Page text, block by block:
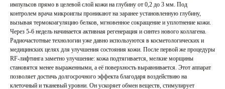
импульсов прямо в целевой слой кожи на глубину от 0,2 до 3 мм. Под
контролем врача микроиглы проникают на заранее установленную глубину,
вызывая термокоагуляцию белков, мгновенное сокращение и уплотнение кожи.
Через 5-6 недель начинается активная регенерация и синтез нового коллагена.
Радиочастотные технологии уже давно используются в косметологических и
медицинских целях для улучшения состояния кожи. После первой же процедуры
RF-лифтинга заметно улучшение: кожа подтягивается, мелкие морщины
становятся менее выраженными, а её поверхность выравнивается. Этот аппарат
позволяет достичь долгосрочного эффекта благодаря воздействию на
клеточный и тканевый уровни. Он ускоряет обмен веществ, стимулирует